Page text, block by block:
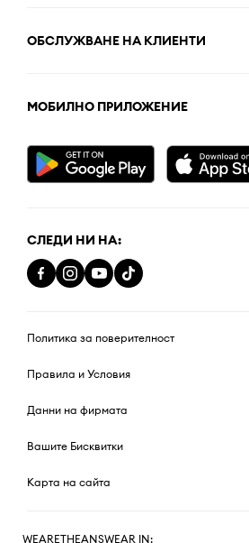
ОБСЛУЖВАНЕ НА КЛИЕНТИ
МОБИЛНО ПРИЛОЖЕНИЕ
СЛЕДИ НИ НА:
Политика за поверителност
Правила и Условия
Данни на фирмата
Вашите Бисквитки
Карта на сайта
WEARETHEANSWEAR IN: